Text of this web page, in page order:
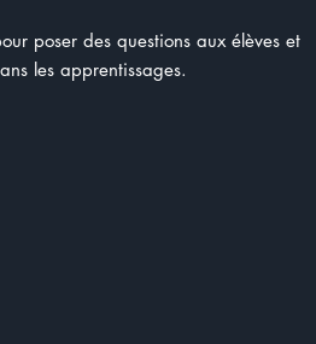
poser des questions aux élèves et
les apprentissages.